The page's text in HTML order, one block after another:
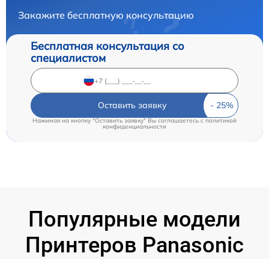
Закажите бесплатную консультацию
Бесплатная консультация со
специалистом
Оставить заявку
Нажимая на кнопку "Оставить заявку" Вы соглашаетесь c политикой
конфиденциальности
Популярные модели
Принтеров Panasonic